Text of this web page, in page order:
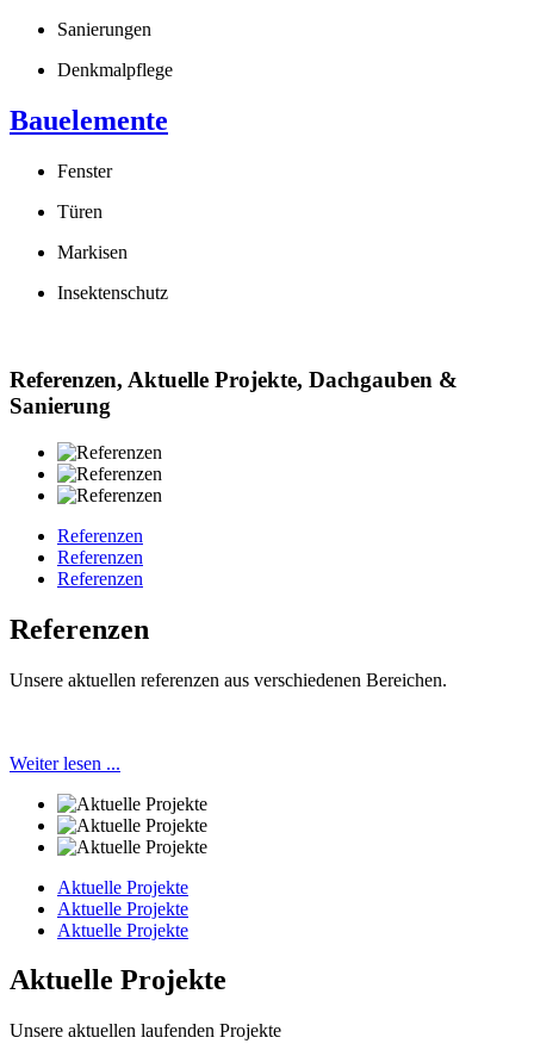
Sanierungen
Denkmalpflege
Bauelemente
Fenster
Türen
Markisen
Insektenschutz
Referenzen, Aktuelle Projekte, Dachgauben &
Sanierung
Referenzen
Referenzen
Referenzen
Referenzen
Unsere aktuellen referenzen aus verschiedenen Bereichen.
Weiter lesen ...
Aktuelle Projekte
Aktuelle Projekte
Aktuelle Projekte
Aktuelle Projekte
Unsere aktuellen laufenden Projekte